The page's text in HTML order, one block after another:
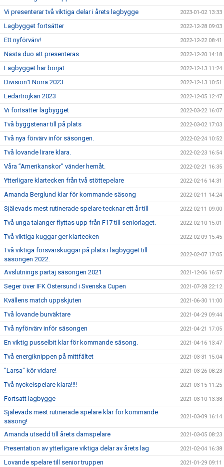
Vi presenterar två viktiga delar i årets lagbygge 2023-01-02 13:33
Lagbygget fortsätter 2022-12-28 09:03
Ett nyförvärv! 2022-12-22 08:41
Nästa duo att presenteras 2022-12-20 14:18
Lagbygget har börjat 2022-12-13 11:24
Division1 Norra 2023 2022-12-13 10:51
Ledartrojkan 2023 2022-12-05 12:47
Vi fortsätter lagbygget 2022-03-22 16:07
Två byggstenar till på plats 2022-03-02 17:03
Två nya förvärv inför säsongen. 2022-02-24 10:52
Två lovande lirare klara. 2022-02-23 16:54
Våra ”Amerikanskor” vänder hemåt. 2022-02-21 16:35
Ytterligare klartecken från två stöttepelare 2022-02-16 14:31
Amanda Berglund klar för kommande säsong 2022-02-11 14:24
Själevads mest rutinerade spelare tecknar ett år till 2022-02-11 09:00
Två unga talanger flyttas upp från F17 till seniorlaget. 2022-02-10 15:01
Två viktiga kuggar ger klartecken 2022-02-09 15:45
Två viktiga försvarskuggar på plats i lagbygget till
säsongen 2022.
2022-02-07 17:05
Avslutnings partaj säsongen 2021 2021-12-06 16:57
Seger över IFK Östersund i Svenska Cupen 2021-07-28 22:12
Kvällens match uppskjuten 2021-06-30 11:00
Två lovande burväktare 2021-04-29 09:44
Två nyförvärv inför säsongen 2021-04-21 17:05
En viktig pusselbit klar för kommande säsong. 2021-04-16 13:47
Två energiknippen på mittfältet 2021-03-31 15:04
"Larsa" kör vidare! 2021-03-26 08:23
Två nyckelspelare klara!!!! 2021-03-15 11:25
Fortsatt lagbygge 2021-03-10 13:38
Själevads mest rutinerade spelare klar för kommande
säsong!
2021-03-09 16:14
Amanda utsedd till årets damspelare 2021-03-05 08:23
Presentation av ytterligare viktiga delar av årets lag 2021-02-04 16:38
Lovande spelare till senior truppen 2021-01-29 09:11